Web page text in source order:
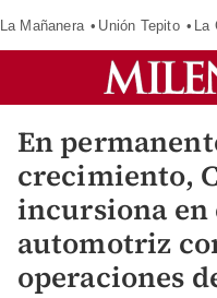
La Mañanera Unión Tepito La
En
crecimiento,
incursiona en
automotriz
operaciones